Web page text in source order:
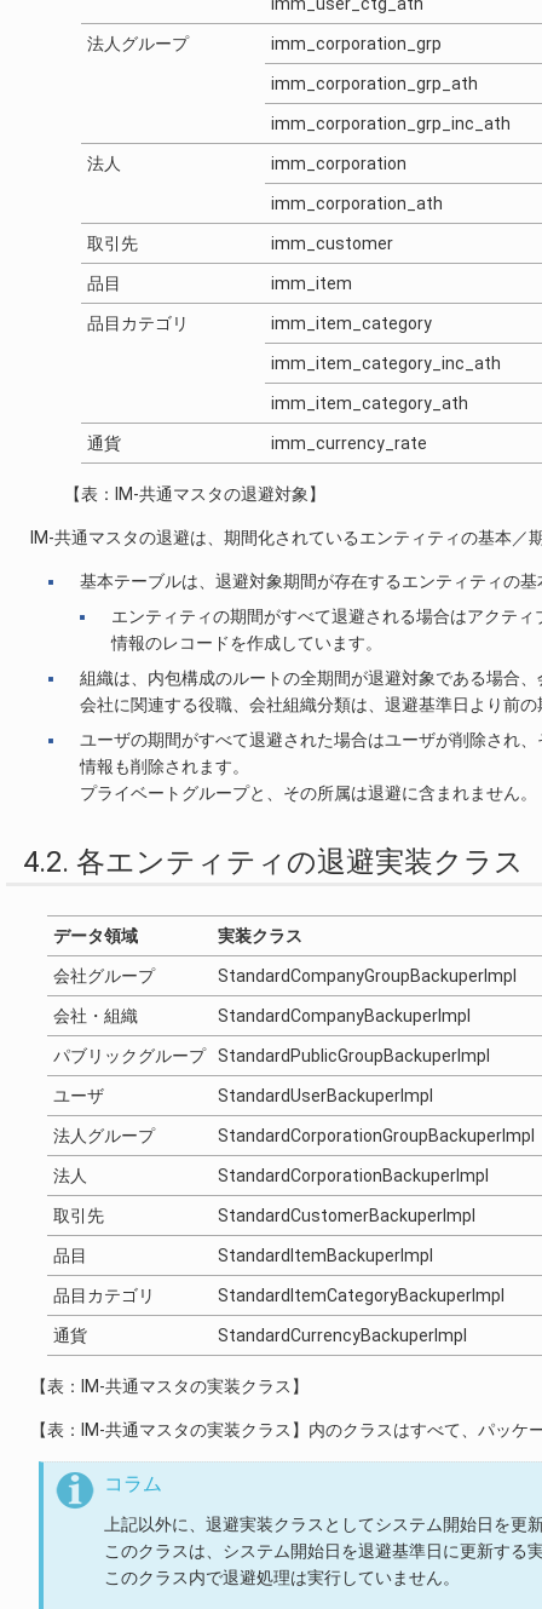
法人グループ imm_corporation_grp
imm_corporation_grp_ath
imm_corporation_grp_inc_ath
法人 imm_corporation
imm_corporation_ath
取引先 imm_customer
品目 imm_item
品目カテゴリ imm_item_category
imm_item_category_inc_ath
imm_item_category_ath
通貨 imm_currency_rate
【表：IM-共通マスタの退避対象】
IM-共通マスタの退避は、期間化されているエンティティの基本／
基本テーブルは、退避対象期間が存在するエンティティの
エンティティの期間がすべて退避される場合はアクテ
情報のレコードを作成しています。
組織は、内包構成のルートの全期間が退避対象である場合
会社に関連する役職、会社組織分類は、退避基準日より前
ユーザの期間がすべて退避された場合はユーザが削除され
情報も削除されます。
プライベートグループと、その所属は退避に含まれません。
4.2. 各エンティティの退避実装クラス
データ領域 実装クラス
会社グループ StandardCompanyGroupBackuperImpl
会社・組織 StandardCompanyBackuperImpl
パブリックグループ StandardPublicGroupBackuperImpl
ユーザ StandardUserBackuperImpl
法人グループ StandardCorporationGroupBackuperImpl
法人 StandardCorporationBackuperImpl
取引先 StandardCustomerBackuperImpl
品目 StandardItemBackuperImpl
品目カテゴリ StandardItemCategoryBackuperImpl
通貨 StandardCurrencyBackuperImpl
【表：IM-共通マスタの実装クラス】
【表：IM-共通マスタの実装クラス】内のクラスはすべて、パッ
コラム
上記以外に、退避実装クラスとしてシステム開始日を更
このクラスは、システム開始日を退避基準日に更新する
このクラス内で退避処理は実行していません。